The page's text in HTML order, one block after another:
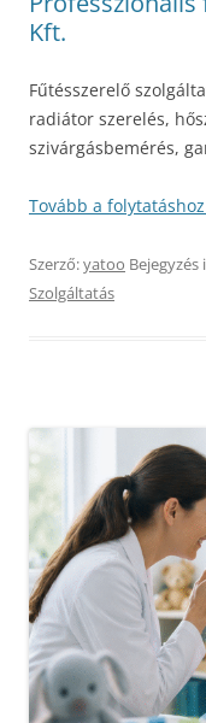
Kft.
Fűtésszerelő
radiátor szerelés,
szivárgásbemérés,
Tovább a folytatáshoz
Szerző:yatoo
Szolgáltatás